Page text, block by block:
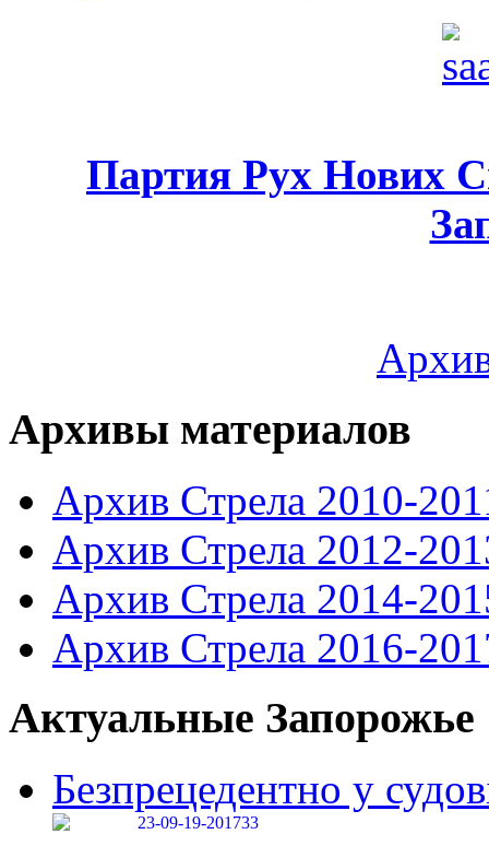
Партия Рух Нових
Архивы материалов
Архив Стрела 2010-
Архив Стрела 2012-
Архив Стрела 2014-
Архив Стрела 2016-
Актуальные Запорожье
Безпрецедентно у